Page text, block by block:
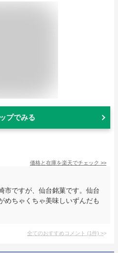
プでみる
価格と在庫を楽天でチェック >>
市ですが、仙台銘菓です。仙台
めちゃくちゃ美味しいずんだも
全てのおすすめコメント (1件) >